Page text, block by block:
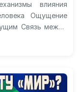
влияния
Ощущение
Связь между